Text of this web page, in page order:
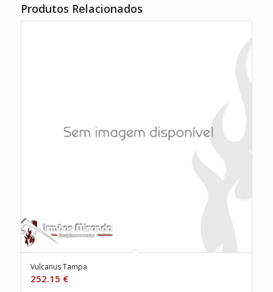
Produtos Relacionados
Vulcanus Tampa
252.15 €